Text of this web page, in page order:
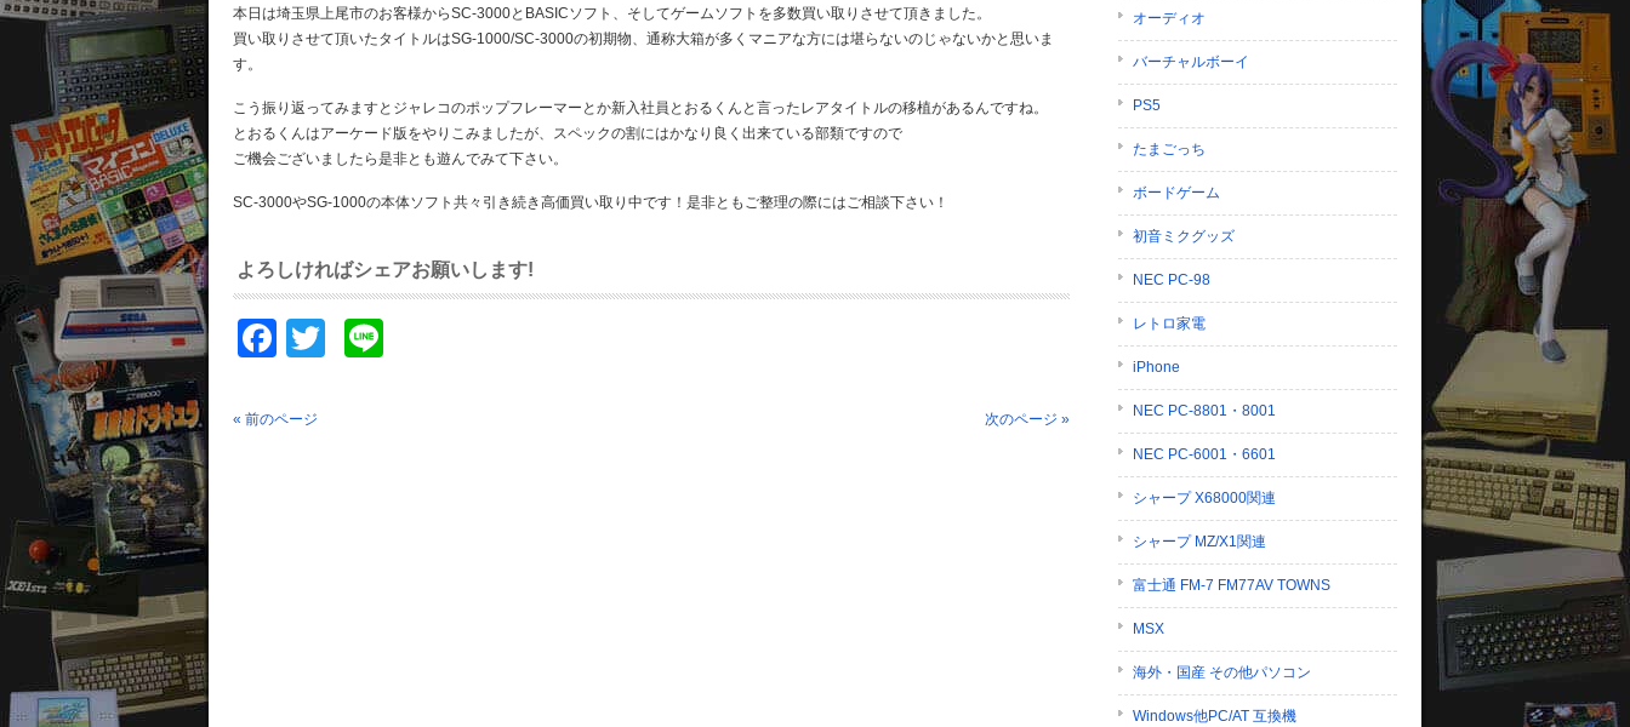
本日は埼玉県上尾市のお客様からSC-3000とBASICソフト、そしてゲームソフトを多数買い取りさせて頂きました。
買い取りさせて頂いたタイトルはSG-1000/SC-3000の初期物、通称大箱が多くマニアな方には堪らないのじゃないかと思いま
す。
こう振り返ってみますとジャレコのポップフレーマーとか新入社員とおるくんと言ったレアタイトルの移植があるんですね。
とおるくんはアーケード版をやりこみましたが、スペックの割にはかなり良く出来ている部類ですので
ご機会ございましたら是非とも遊んでみて下さい。
SC-3000やSG-1000の本体ソフト共々引き続き高価買い取り中です！是非ともご整理の際にはご相談下さい！
よろしければシェアお願いします!
Facebook
Twitter
« 前のページ 次のページ »
オーディオ
バーチャルボーイ
PS5
たまごっち
ボードゲーム
初音ミクグッズ
NEC PC-98
レトロ家電
iPhone
NEC PC-8801・8001
NEC PC-6001・6601
シャープ X68000関連
シャープ MZ/X1関連
富士通 FM-7 FM77AV TOWNS
MSX
海外・国産 その他パソコン
Windows他PC/AT 互換機